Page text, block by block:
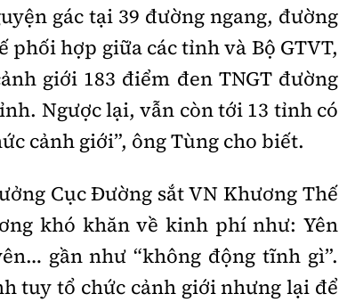
gác tại 39 đường ngang, đường
phối hợp giữa các tỉnh và Bộ GTVT,
giới 183 điểm đen TNGT đường
Ngược lại, vẫn còn tới 13 tỉnh có
cảnh giới”, ông Tùng cho biết.
Cục Đường sắt VN Khương Thế
khó khăn về kinh phí như: Yên
gần như “không động tĩnh gì”.
tuy tổ chức cảnh giới nhưng lại để